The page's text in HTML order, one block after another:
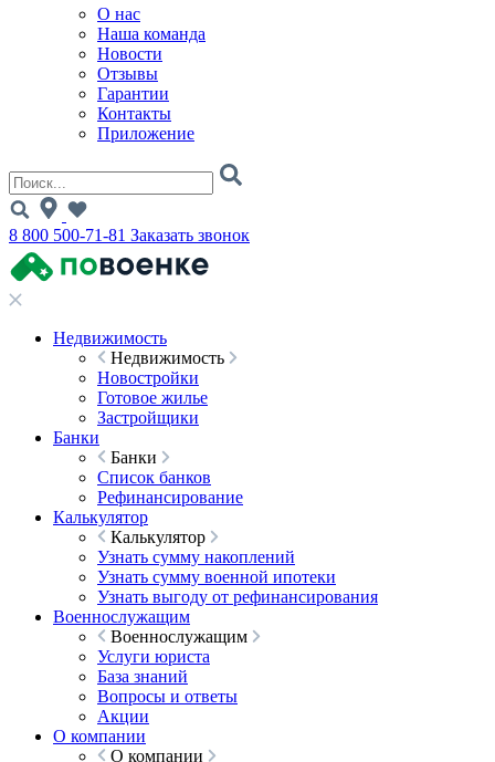
О нас
Наша команда
Новости
Отзывы
Гарантии
Контакты
Приложение
8 800 500-71-81 Заказать звонок
Недвижимость
Недвижимость
Новостройки
Готовое жилье
Застройщики
Банки
Банки
Список банков
Рефинансирование
Калькулятор
Калькулятор
Узнать сумму накоплений
Узнать сумму военной ипотеки
Узнать выгоду от рефинансирования
Военнослужащим
Военнослужащим
Услуги юриста
База знаний
Вопросы и ответы
Акции
О компании
О компании